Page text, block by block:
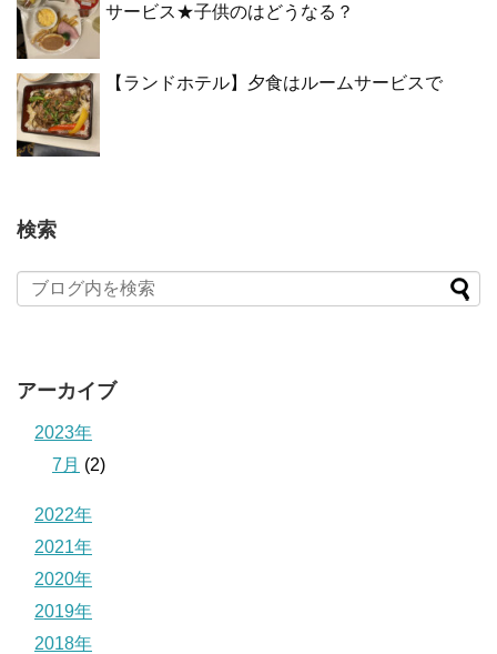
サービス★子供のはどうなる？
【ランドホテル】夕食はルームサービスで
検索
アーカイブ
2023年
7月 (2)
2022年
2021年
2020年
2019年
2018年